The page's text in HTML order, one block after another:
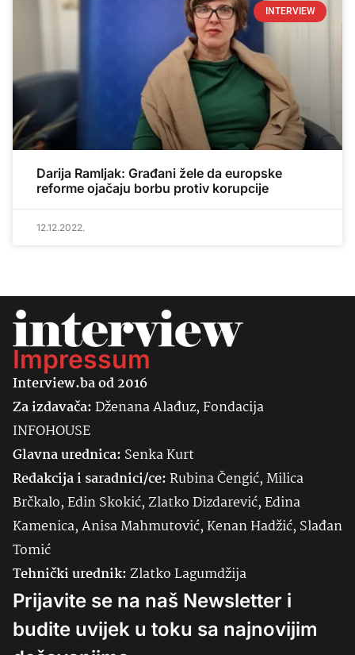
INTERVIEW
Darija Ramljak: Građani žele da europske
reforme ojačaju borbu protiv korupcije
12.12.2022.
Impressum
Interview.ba od 2016
Za izdavača:Dženana Alađuz, Fondacija
INFOHOUSE
Glavna urednica: SenkaKurt
Redakcija i saradnici/ce:Rubina Čengić, Milica
Brčkalo, Edin Skokić, Zlatko Dizdarević, Edina
Kamenica, Anisa Mahmutović, Kenan Hadžić, Slađan
Tomić
Tehnički urednik:Zlatko Lagumdžija
Prijavite se na naš Newsletter i
budite uvijek u toku sa najnovijim